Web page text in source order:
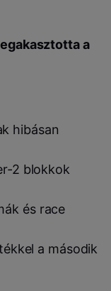
a
hibásan
2 blokkok
és race
a második